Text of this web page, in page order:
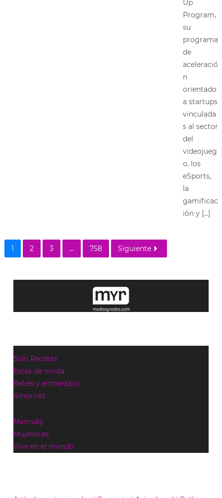
Up
Program,
su
programa
de
aceleració
n
orientado
a startups
vinculada
s al sector
del
videojueg
o, los
eSports,
la
gamificac
ión y […]
1 2 3 ... 758 Siguiente
Solo Recetas
Estas de moda
Bebés y embarazos
Amor.net
Mamuky
Mujeres.es
Vivir en el mundo